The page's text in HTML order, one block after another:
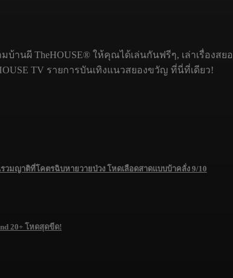
มบ้านผี TheHOUSE® ให้คุณได้เล่นกันฟรีๆ, เล่าเรื่
TV รายการบันเทิงแนวสยองขวัญ ที่นี่ที่เดียว!
รวมญาติที่โคตรฉิบหายวายป่วง โหดเลือดสาดแบบบ้าคลั่ง 9/10
20+ โหดสุดขีด!